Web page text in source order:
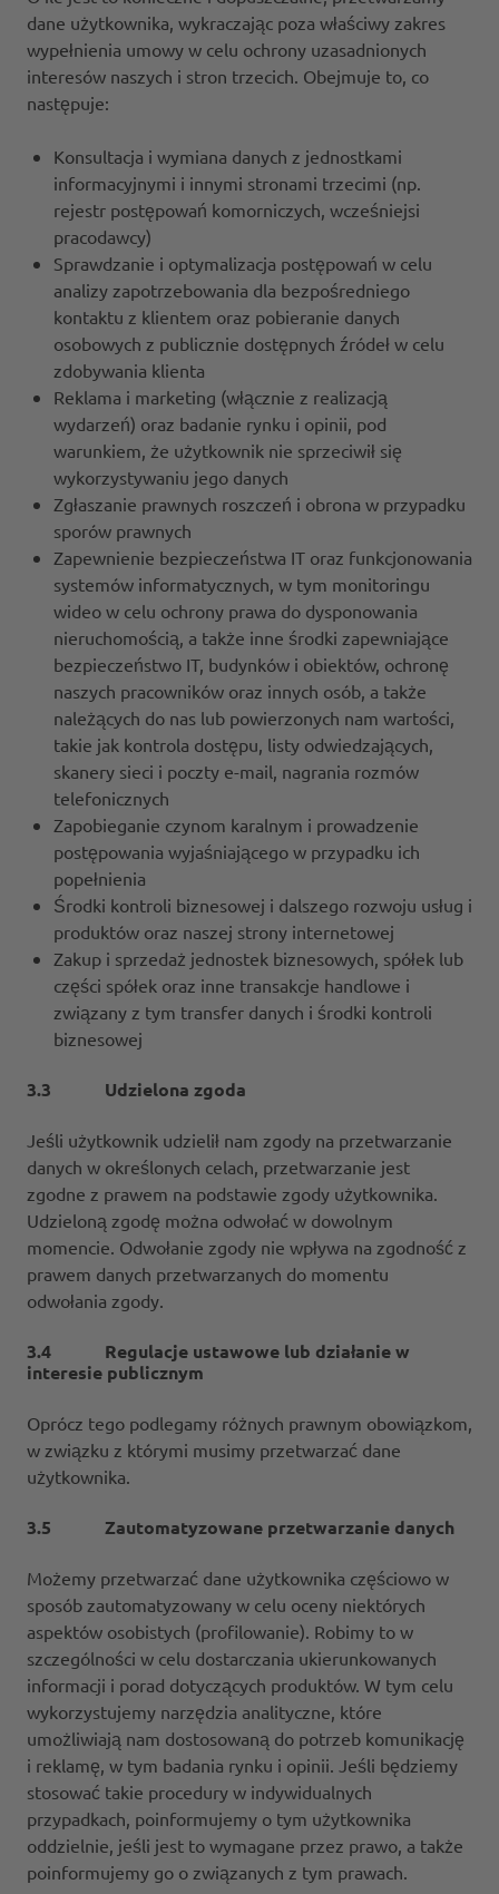
dane użytkownika, wykraczając poza właściwy zakres
wypełnienia umowy w celu ochrony uzasadnionych
interesów naszych i stron trzecich. Obejmuje to, co
następuje:
Konsultacja i wymiana danych z jednostkami
informacyjnymi i innymi stronami trzecimi (np.
rejestr postępowań komorniczych, wcześniejsi
pracodawcy)
Sprawdzanie i optymalizacja postępowań w celu
analizy zapotrzebowania dla bezpośredniego
kontaktu z klientem oraz pobieranie danych
osobowych z publicznie dostępnych źródeł w celu
zdobywania klienta
Reklama i marketing (włącznie z realizacją
wydarzeń) oraz badanie rynku i opinii, pod
warunkiem, że użytkownik nie sprzeciwił się
wykorzystywaniu jego danych
Zgłaszanie prawnych roszczeń i obrona w przypadku
sporów prawnych
Zapewnienie bezpieczeństwa IT oraz funkcjonowania
systemów informatycznych, w tym monitoringu
wideo w celu ochrony prawa do dysponowania
nieruchomością, a także inne środki zapewniające
bezpieczeństwo IT, budynków i obiektów, ochronę
naszych pracowników oraz innych osób, a także
należących do nas lub powierzonych nam wartości,
takie jak kontrola dostępu, listy odwiedzających,
skanery sieci i poczty e-mail, nagrania rozmów
telefonicznych
Zapobieganie czynom karalnym i prowadzenie
postępowania wyjaśniającego w przypadku ich
popełnienia
Środki kontroli biznesowej i dalszego rozwoju usług i
produktów oraz naszej strony internetowej
Zakup i sprzedaż jednostek biznesowych, spółek lub
części spółek oraz inne transakcje handlowe i
związany z tym transfer danych i środki kontroli
biznesowej
3.3 Udzielona zgoda
Jeśli użytkownik udzielił nam zgody na przetwarzanie
danych w określonych celach, przetwarzanie jest
zgodne z prawem na podstawie zgody użytkownika.
Udzieloną zgodę można odwołać w dowolnym
momencie. Odwołanie zgody nie wpływa na zgodność z
prawem danych przetwarzanych do momentu
odwołania zgody.
3.4 Regulacje ustawowe lub działanie w
interesie publicznym
Oprócz tego podlegamy różnych prawnym obowiązkom,
w związku z którymi musimy przetwarzać dane
użytkownika.
3.5 Zautomatyzowane przetwarzanie danych
Możemy przetwarzać dane użytkownika częściowo w
sposób zautomatyzowany w celu oceny niektórych
aspektów osobistych (profilowanie). Robimy to w
szczególności w celu dostarczania ukierunkowanych
informacji i porad dotyczących produktów. W tym celu
wykorzystujemy narzędzia analityczne, które
umożliwiają nam dostosowaną do potrzeb komunikację
i reklamę, w tym badania rynku i opinii. Jeśli będziemy
stosować takie procedury w indywidualnych
przypadkach, poinformujemy o tym użytkownika
oddzielnie, jeśli jest to wymagane przez prawo, a także
poinformujemy go o związanych z tym prawach.